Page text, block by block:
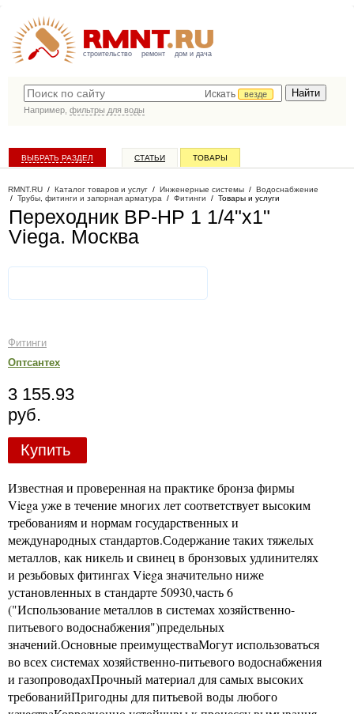
строительство ремонт дом и дача
Искать
везде
Например, фильтры для воды
ВЫБРАТЬ РАЗДЕЛ СТАТЬИ ТОВАРЫ
RMNT.RU / Каталог товаров и услуг / Инженерные системы / Водоснабжение
/ Трубы, фитинги и запорная арматура / Фитинги / Товары и услуги
Переходник ВР-НР 1 1/4"х1"
Viega. Москва
Фитинги
Оптсантех
3 155.93
руб.
Купить
Известная и проверенная на практике бронза фирмы
Viega уже в течение многих лет соответствует высоким
требованиям и нормам государственных и
международных стандартов.Содержание таких тяжелых
металлов, как никель и свинец в бронзовых удлинителях
и резьбовых фитингах Viega значительно ниже
установленных в стандарте 50930,часть 6
("Использование металлов в системах хозяйственно-
питьевого водоснабжения")предельных
значений.Основные преимуществаМогут использоваться
во всех системах хозяйственно-питьевого водоснабжения
и газопроводахПрочный материал для самых высоких
требованийПригодны для питьевой воды любого